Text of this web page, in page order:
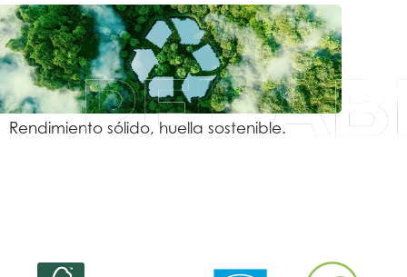
Rendimiento sólido, huella sostenible.